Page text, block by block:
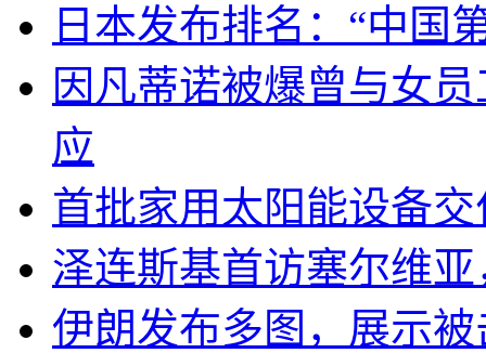
日本发布排名：“中国
因凡蒂诺被爆曾与女
应
首批家用太阳能设备
泽连斯基首访塞尔维
伊朗发布多图，展示